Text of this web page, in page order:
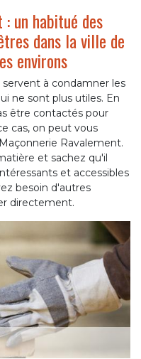
un habitué des
dans la ville de
environs
à condamner les
ne sont plus utiles. En
être contactés pour
cas, on peut vous
Ravalement.
et sachez qu'il
et accessibles
besoin d'autres
directement.